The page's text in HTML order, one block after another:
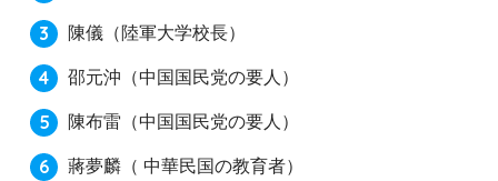
陳儀（陸軍大学校長）
邵元沖（中国国民党の要人）
陳布雷（中国国民党の要人）
蔣夢麟（ 中華民国の教育者）